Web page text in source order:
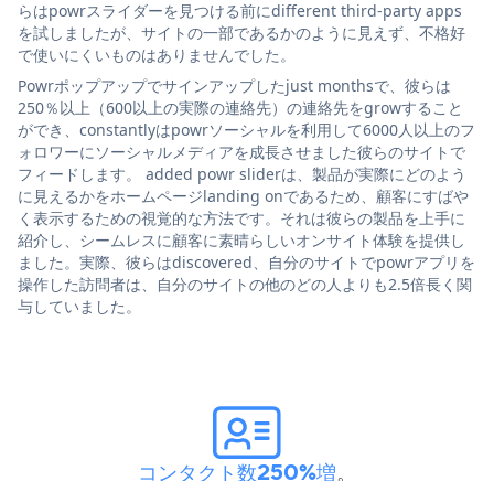
らはpowrスライダーを見つける前にdifferent third-party apps
を試しましたが、サイトの一部であるかのように見えず、不格好
で使いにくいものはありませんでした。
Powrポップアップでサインアップしたjust monthsで、彼らは
250％以上（600以上の実際の連絡先）の連絡先をgrowすること
ができ、constantlyはpowrソーシャルを利用して6000人以上のフ
ォロワーにソーシャルメディアを成長させました彼らのサイトで
フィードします。 added powr sliderは、製品が実際にどのよう
に見えるかをホームページlanding onであるため、顧客にすばや
く表示するための視覚的な方法です。それは彼らの製品を上手に
紹介し、シームレスに顧客に素晴らしいオンサイト体験を提供し
ました。実際、彼らはdiscovered、自分のサイトでpowrアプリを
操作した訪問者は、自分のサイトの他のどの人よりも2.5倍長く関
与していました。
コンタクト数250%増。